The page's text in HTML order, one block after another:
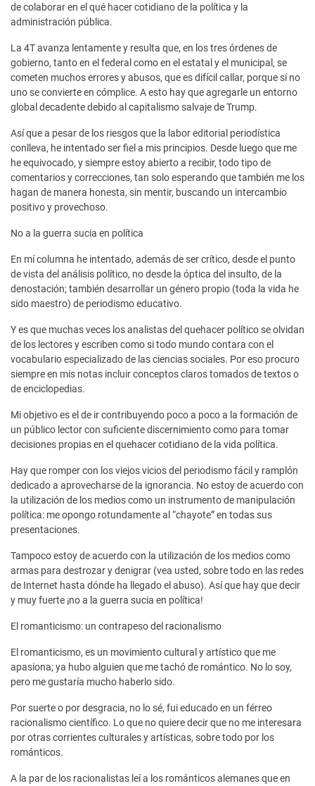
de colaborar en el qué hacer cotidiano de la política y la
administración pública.
La 4T avanza lentamente y resulta que, en los tres órdenes de
gobierno, tanto en el federal como en el estatal y el municipal, se
cometen muchos errores y abusos, que es difícil callar, porque sí no
uno se convierte en cómplice. A esto hay que agregarle un entorno
global decadente debido al capitalismo salvaje de Trump.
Así que a pesar de los riesgos que la labor editorial periodística
conlleva, he intentado ser fiel a mis principios. Desde luego que me
he equivocado, y siempre estoy abierto a recibir, todo tipo de
comentarios y correcciones, tan solo esperando que también me los
hagan de manera honesta, sin mentir, buscando un intercambio
positivo y provechoso.
No a la guerra sucia en política
En mí columna he intentado, además de ser crítico, desde el punto
de vista del análisis político, no desde la óptica del insulto, de la
denostación; también desarrollar un género propio (toda la vida he
sido maestro) de periodismo educativo.
Y es que muchas veces los analistas del quehacer político se olvidan
de los lectores y escriben como si todo mundo contara con el
vocabulario especializado de las ciencias sociales. Por eso procuro
siempre en mis notas incluir conceptos claros tomados de textos o
de enciclopedias.
Mi objetivo es el de ir contribuyendo poco a poco a la formación de
un público lector con suficiente discernimiento como para tomar
decisiones propias en el quehacer cotidiano de la vida política.
Hay que romper con los viejos vicios del periodismo fácil y ramplón
dedicado a aprovecharse de la ignorancia. No estoy de acuerdo con
la utilización de los medios como un instrumento de manipulación
política: me opongo rotundamente al “chayote” en todas sus
presentaciones.
Tampoco estoy de acuerdo con la utilización de los medios como
armas para destrozar y denigrar (vea usted, sobre todo en las redes
de Internet hasta dónde ha llegado el abuso). Así que hay que decir
y muy fuerte ¡no a la guerra sucia en política!
El romanticismo: un contrapeso del racionalismo
El romanticismo, es un movimiento cultural y artístico que me
apasiona; ya hubo alguien que me tachó de romántico. No lo soy,
pero me gustaría mucho haberlo sido.
Por suerte o por desgracia, no lo sé, fui educado en un férreo
racionalismo científico. Lo que no quiere decir que no me interesara
por otras corrientes culturales y artísticas, sobre todo por los
románticos.
A la par de los racionalistas leí a los románticos alemanes que en